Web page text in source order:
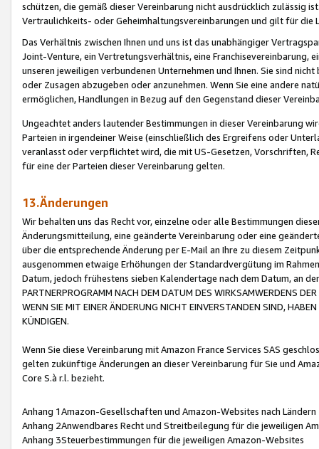
schützen, die gemäß dieser Vereinbarung nicht ausdrücklich zulässig
Vertraulichkeits- oder Geheimhaltungsvereinbarungen und gilt für die
Das Verhältnis zwischen Ihnen und uns ist das unabhängiger
Joint-Venture, ein Vertretungsverhältnis, eine Franchisevereinbarung,
unseren jeweiligen verbundenen Unternehmen und Ihnen. Sie sind
oder Zusagen abzugeben oder anzunehmen. Wenn Sie eine andere
ermöglichen, Handlungen in Bezug auf den Gegenstand dieser
Ungeachtet anders lautender Bestimmungen in dieser Vereinbarung
Parteien in irgendeiner Weise (einschließlich des Ergreifens oder
veranlasst oder verpflichtet wird, die mit US-Gesetzen, Vorschriften,
für eine der Parteien dieser Vereinbarung gelten.
13.Änderungen
Wir behalten uns das Recht vor, einzelne oder alle Bestimmungen
Änderungsmitteilung, eine geänderte Vereinbarung oder eine
über die entsprechende Änderung per E-Mail an Ihre zu diesem
ausgenommen etwaige Erhöhungen der Standardvergütung im
Datum, jedoch frühestens sieben Kalendertage nach dem Datum, an
PARTNERPROGRAMM NACH DEM DATUM DES WIRKSAMWERDENS
WENN SIE MIT EINER ÄNDERUNG NICHT EINVERSTANDEN SIND,
KÜNDIGEN.
Wenn Sie diese Vereinbarung mit Amazon France Services SAS
gelten zukünftige Änderungen an dieser Vereinbarung für Sie und
Core S.à r.l. bezieht.
Anhang 1Amazon-Gesellschaften und Amazon-Websites nach Ländern
Anhang 2Anwendbares Recht und Streitbeilegung für die jeweiligen
Anhang 3Steuerbestimmungen für die jeweiligen Amazon-Websites